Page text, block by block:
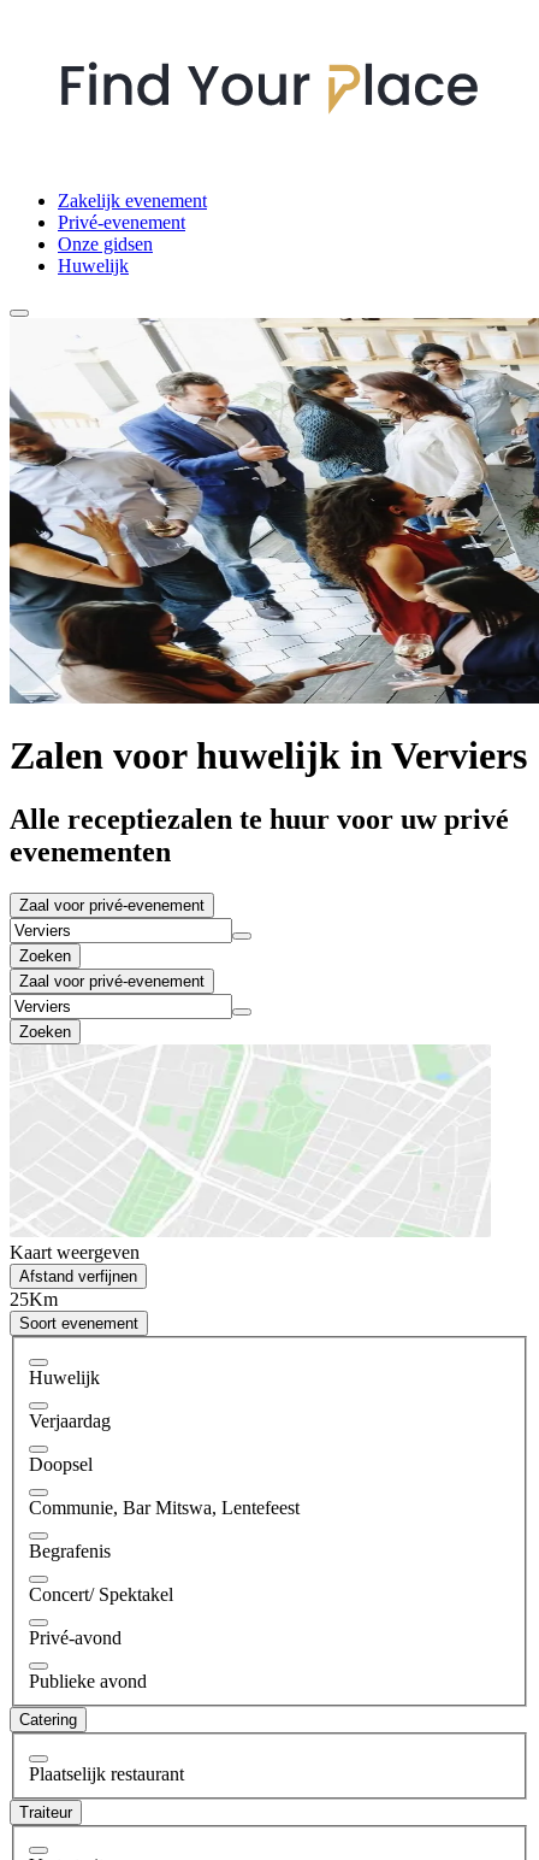
Zakelijk evenement
Privé-evenement
Onze gidsen
Huwelijk
Zalen voor huwelijk in Verviers
Alle receptiezalen te huur voor uw privé
evenementen
Zaal voor privé-evenement
Zoeken
Zaal voor privé-evenement
Zoeken
Kaart weergeven
Afstand verfijnen
25Km
Soort evenement
Huwelijk
Verjaardag
Doopsel
Communie, Bar Mitswa, Lentefeest
Begrafenis
Concert/ Spektakel
Privé-avond
Publieke avond
Catering
Plaatselijk restaurant
Traiteur